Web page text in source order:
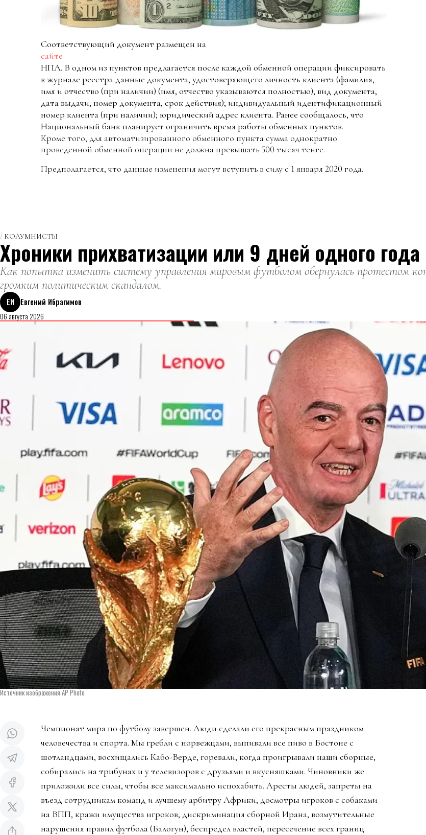
Соответствующий документ размещен на
сайте
НПА. В одном из пунктов предлагается после каждой обменной операции фиксировать
в журнале реестра данные документа, удостоверяющего личность клиента (фамилия,
имя и отчество (при наличии) (имя, отчество указываются полностью), вид документа,
дата выдачи, номер документа, срок действия); индивидуальный идентификационный
номер клиента (при наличии); юридический адрес клиента. Ранее сообщалось, что
Национальный банк планирует ограничить время работы обменных пунктов.
Кроме того, для автоматизированного обменного пункта сумма однократно
проведенной обменной операции не должна превышать 500 тысяч тенге.
Предполагается, что данные изменения могут вступить в силу с 1 января 2020 года.
КОЛУМНИСТЫ
Хроники прихватизации или 9 дней одного года
Как попытка изменить систему управления мировым футболом обернулась протестом
громким политическим скандалом.
ЕИ
Евгений Ибрагимов
06 августа 2026
Источник изображения AP Photo
Чемпионат мира по футболу завершен. Люди сделали его прекрасным праздником
человечества и спорта. Мы гребли с норвежцами, выпивали все пиво в Бостоне с
шотландцами, восхищались Кабо-Верде, горевали, когда проигрывали наши сборные,
собирались на трибунах и у телевизоров с друзьями и вкусняшками. Чиновники же
приложили все силы, чтобы все максимально испохабить. Аресты людей, запреты на
въезд сотрудникам команд и лучшему арбитру Африки, досмотры игроков с собаками
на ВПП, кражи имущества игроков, дискриминация сборной Ирана, возмутительные
нарушения правил футбола (Балогун), беспредел властей, пересечение всех границ